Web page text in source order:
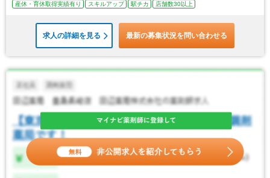
産休・育休取得実績有り スキルアップ 駅チカ 店舗数30以上
求人の詳細を見る 最新の募集状況を問い合わせる